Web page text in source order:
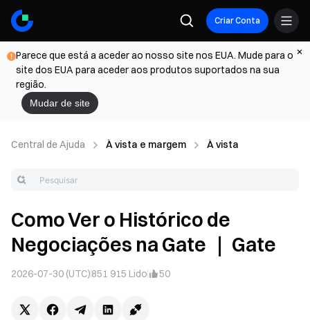
Criar Conta
Parece que está a aceder ao nosso site nos EUA. Mude para o
site dos EUA para aceder aos produtos suportados na sua
região.
Mudar de site
Central de Ajuda À vista e margem À vista
Como Ver o Histórico de
Negociações na Gate ｜ Gate
2026-07-30 (UTC)851 915 Lido 50